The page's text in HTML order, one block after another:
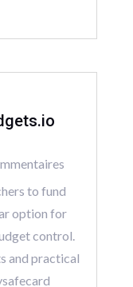
to fund
option for
control.
and practical